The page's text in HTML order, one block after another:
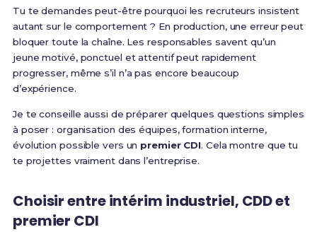
Tu te demandes peut-être pourquoi les recruteurs insistent
autant sur le comportement ? En production, une erreur peut
bloquer toute la chaîne. Les responsables savent qu’un
jeune motivé, ponctuel et attentif peut rapidement
progresser, même s’il n’a pas encore beaucoup
d’expérience.
Je te conseille aussi de préparer quelques questions simples
à poser : organisation des équipes, formation interne,
évolution possible vers un premier CDI. Cela montre que tu
te projettes vraiment dans l’entreprise.
Choisir entre intérim industriel, CDD et
premier CDI